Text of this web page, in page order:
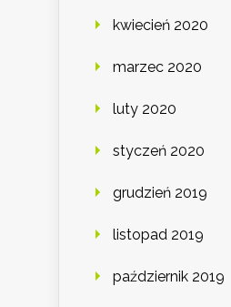
kwiecień 2020
marzec 2020
luty 2020
styczeń 2020
grudzień 2019
listopad 2019
październik 2019